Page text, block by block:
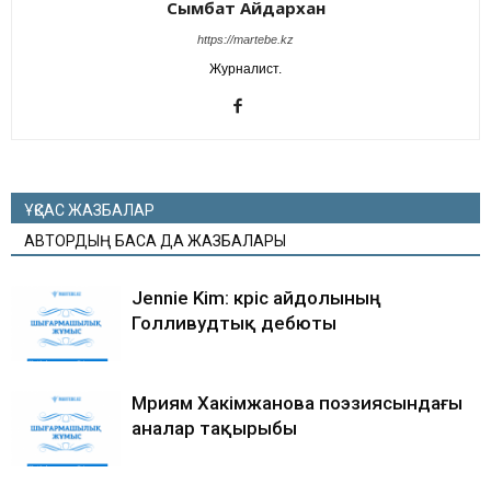
Сымбат Айдархан
https://martebe.kz
Журналист.
ҰҚСАС ЖАЗБАЛАР
АВТОРДЫҢ БАСҚА ДА ЖАЗБАЛАРЫ
Jennie Kim: кәріс айдолының
Голливудтық дебюты
Мәриям Хакімжанова поэзиясындағы
аналар тақырыбы